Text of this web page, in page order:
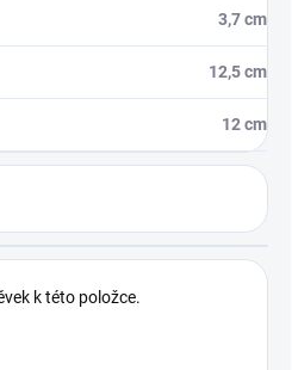
3,7 cm
12,5 cm
12 cm
k této položce.